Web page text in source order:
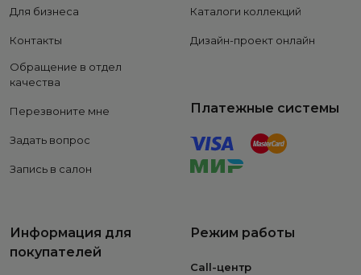
Для бизнеса
Контакты
Обращение в отдел
качества
Перезвоните мне
Задать вопрос
Запись в салон
Каталоги коллекций
Дизайн-проект онлайн
Платежные системы
Информация для
покупателей
Режим работы
Call-центр